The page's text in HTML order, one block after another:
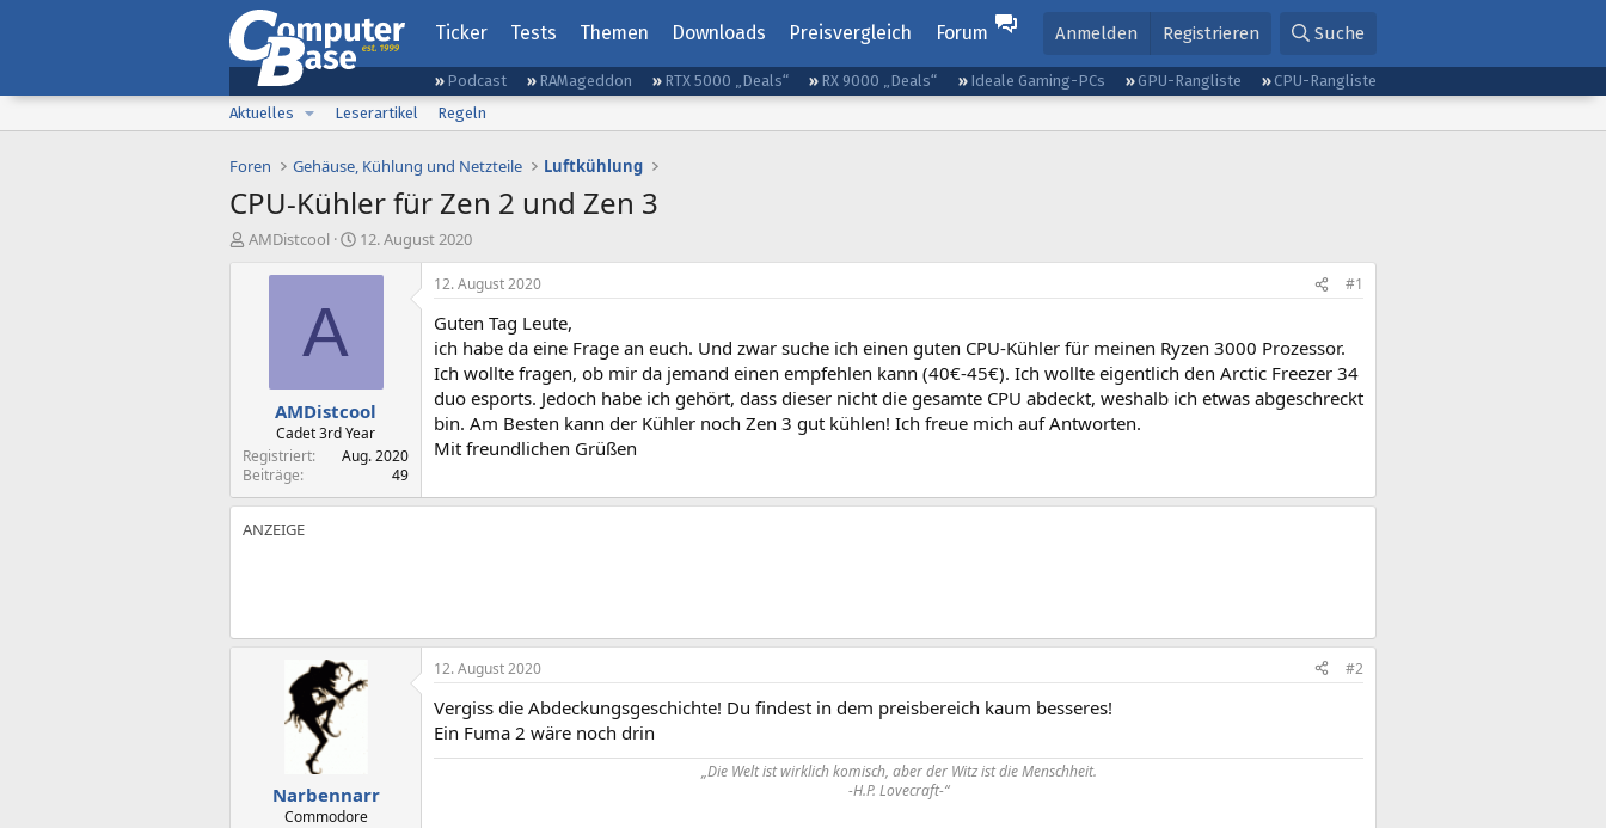
Ticker Tests Themen Downloads Preisvergleich Forum Anmelden Registrieren Suche
Podcast RAMageddon RTX 5000 „Deals“ RX 9000 „Deals“ Ideale Gaming-PCs GPU-Rangliste
CPU-Rangliste
Aktuelles
Leserartikel Regeln
Foren Gehäuse, Kühlung und Netzteile Luftkühlung
CPU-Kühler für Zen 2 und Zen 3
E
AMDistcool
E
s
t
a
m
12. August 2020
A
AMDistcool
Cadet 3rd Year
Registriert
Aug. 2020
Beiträge
49
12. August 2020 #1
Guten Tag Leute,
ich habe da eine Frage an euch. Und zwar suche ich einen guten CPU-Kühler für meinen Ryzen 3000 Prozessor.
Ich wollte fragen, ob mir da jemand einen empfehlen kann (40€-45€). Ich wollte eigentlich den Arctic Freezer 34
duo esports. Jedoch habe ich gehört, dass dieser nicht die gesamte CPU abdeckt, weshalb ich etwas abgeschreckt
bin. Am Besten kann der Kühler noch Zen 3 gut kühlen! Ich freue mich auf Antworten.
Mit freundlichen Grüßen
Narbennarr
Commodore
12. August 2020 #2
Vergiss die Abdeckungsgeschichte! Du findest in dem preisbereich kaum besseres!
Ein Fuma 2 wäre noch drin
„Die Welt ist wirklich komisch, aber der Witz ist die Menschheit.
-H.P. Lovecraft-“